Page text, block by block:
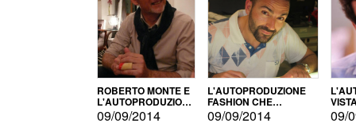
ROBERTO MONTE E
L'AUTOPRODUZIONE
CON IL CENSIMENTO
09/09/2014
L'AUTOPRODUZIONE
FASHION CHE
CONQUISTA GLI USA
09/09/2014 09/